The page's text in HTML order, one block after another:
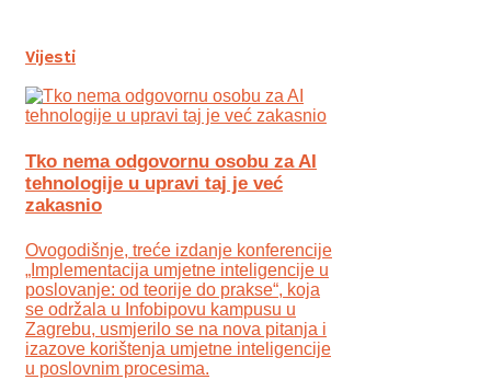
Vijesti
Tko nema odgovornu osobu za AI
tehnologije u upravi taj je već
zakasnio
Ovogodišnje, treće izdanje konferencije
„Implementacija umjetne inteligencije u
poslovanje: od teorije do prakse“, koja
se održala u Infobipovu kampusu u
Zagrebu, usmjerilo se na nova pitanja i
izazove korištenja umjetne inteligencije
u poslovnim procesima.